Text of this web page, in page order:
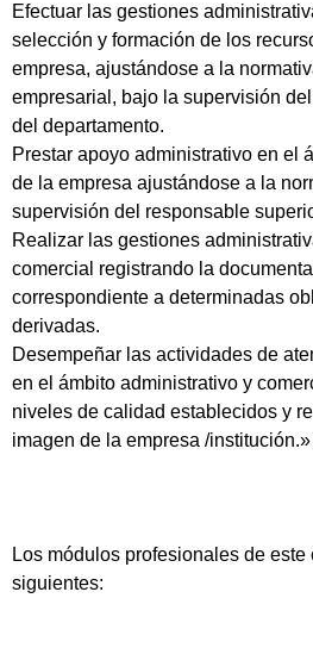
Efectuar las gestiones
selección y formación de los
empresa, ajustándose a la
empresarial, bajo la supervisión
del departamento.
Prestar apoyo administrativo en el
de la empresa ajustándose a la
supervisión del responsable
Realizar las gestiones
comercial registrando la
correspondiente a determinadas
derivadas.
Desempeñar las actividades de
en el ámbito administrativo y
niveles de calidad establecidos y
imagen de la empresa /institución.»
Los módulos profesionales de
siguientes: